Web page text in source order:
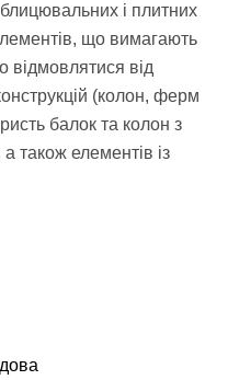
і плитних
що вимагають
відмовлятися від
(колон, ферм
балок та колон з
також елементів із